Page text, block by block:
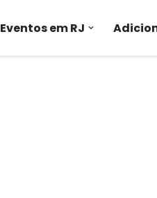
Eventos em RJ